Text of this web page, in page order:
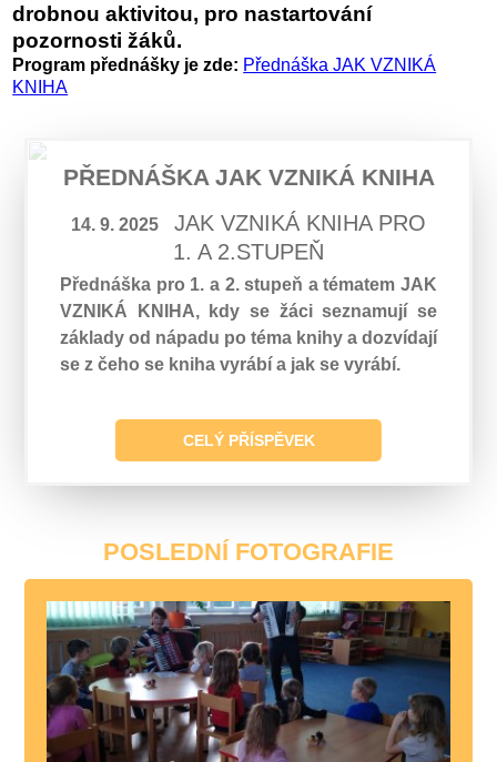
drobnou aktivitou, pro nastartování
pozornosti žáků.
Program přednášky je zde: Přednáška JAK VZNIKÁ
KNIHA
PŘEDNÁŠKA JAK VZNIKÁ KNIHA
14. 9. 2025
JAK VZNIKÁ KNIHA PRO
1. A 2.STUPEŇ
Přednáška pro 1. a 2. stupeň a tématem JAK
VZNIKÁ KNIHA, kdy se žáci seznamují se
základy od nápadu po téma knihy a dozvídají
se z čeho se kniha vyrábí a jak se vyrábí.
CELÝ PŘÍSPĚVEK
POSLEDNÍ FOTOGRAFIE